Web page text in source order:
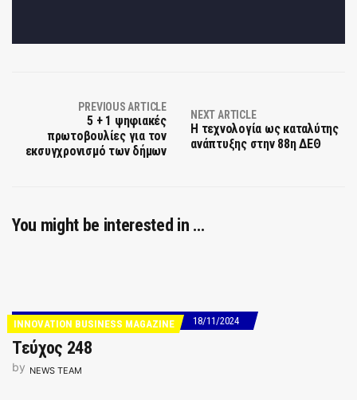
PREVIOUS ARTICLE
5 + 1 ψηφιακές
πρωτοβουλίες για τον
εκσυγχρονισμό των δήμων
NEXT ARTICLE
Η τεχνολογία ως καταλύτης
ανάπτυξης στην 88η ΔΕΘ
You might be interested in …
INNOVATION BUSINESS MAGAZINE 18/11/2024
Τεύχος 248
by NEWS TEAM